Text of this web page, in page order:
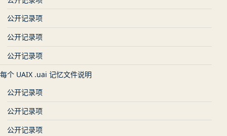
公开记录项
公开记录项
公开记录项
每个 UAIX .uai 记忆文件说明
公开记录项
公开记录项
公开记录项